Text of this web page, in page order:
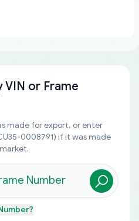
VIN or Frame
made for export, or enter
0008791) if it was made
?